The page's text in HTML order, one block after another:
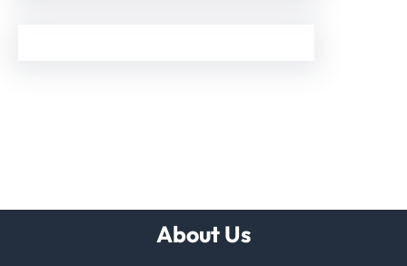
About Us